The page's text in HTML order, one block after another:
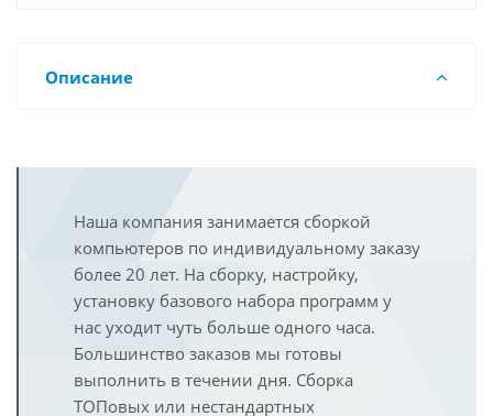
Описание
Наша компания занимается сборкой
компьютеров по индивидуальному заказу
более 20 лет. На сборку, настройку,
установку базового набора программ у
нас уходит чуть больше одного часа.
Большинство заказов мы готовы
выполнить в течении дня. Сборка
ТОПовых или нестандартных